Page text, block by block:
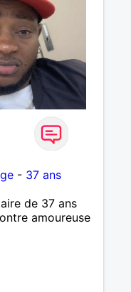
- 37 ans
de 37 ans
amoureuse